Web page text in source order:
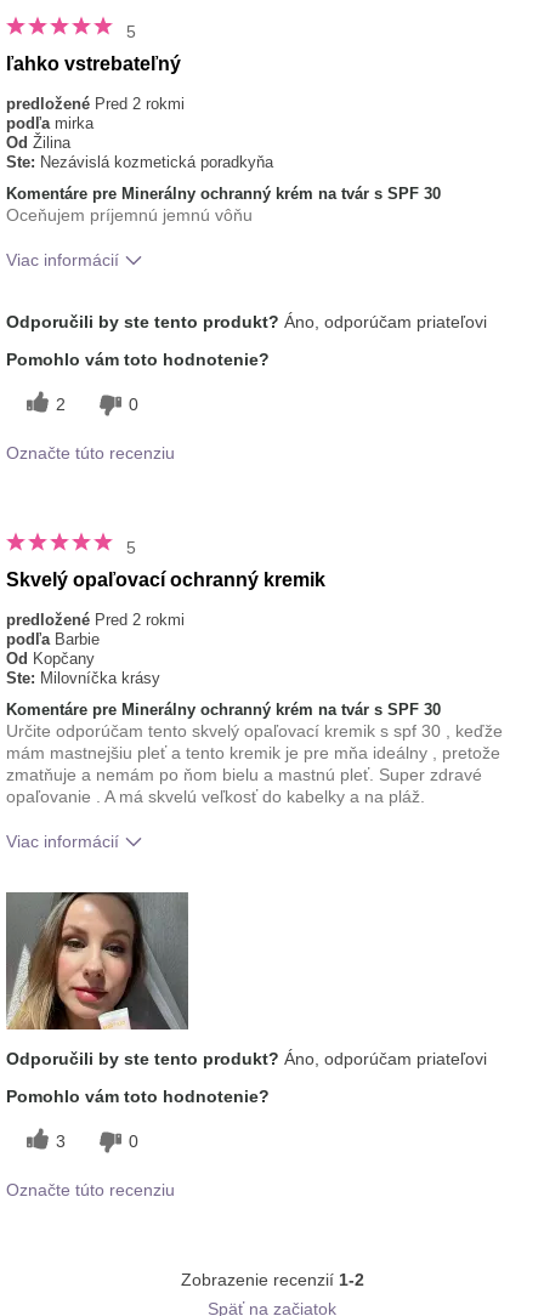
5
ľahko vstrebateľný
predložené Pred 2 rokmi
podľa mirka
Od Žilina
Ste: Nezávislá kozmetická poradkyňa
Komentáre pre Minerálny ochranný krém na tvár s SPF 30
Oceňujem príjemnú jemnú vôňu
Viac informácií
používaním tohto prípravku?
Príjemný pocit na pokožke
typ pleti
Odporučili by ste tento produkt? Áno, odporúčam priateľovi
Pomohlo vám toto hodnotenie?
2 0
Označte túto recenziu
5
Skvelý opaľovací ochranný kremik
predložené Pred 2 rokmi
podľa Barbie
Od Kopčany
Ste: Milovníčka krásy
Komentáre pre Minerálny ochranný krém na tvár s SPF 30
Určite odporúčam tento skvelý opaľovací kremik s spf 30 , keďže
mám mastnejšiu pleť a tento kremik je pre mňa ideálny , pretože
zmatňuje a nemám po ňom bielu a mastnú pleť. Super zdravé
opaľovanie . A má skvelú veľkosť do kabelky a na pláž.
Viac informácií
používaním tohto prípravku?
typ pleti
Odporučili by ste tento produkt? Áno, odporúčam priateľovi
Pomohlo vám toto hodnotenie?
3 0
Označte túto recenziu
Zobrazenie recenzií 1-2
Späť na začiatok